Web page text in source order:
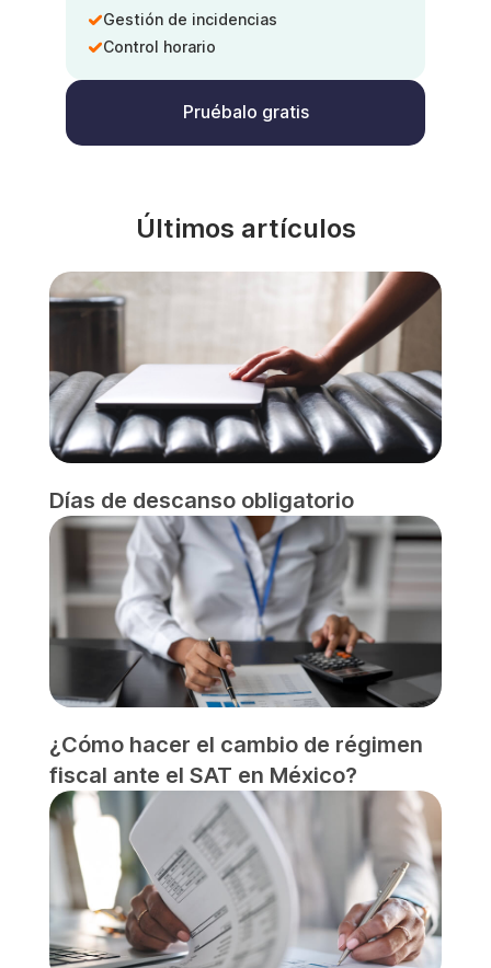
Gestión de incidencias
Control horario
Pruébalo gratis
Últimos artículos
Días de descanso obligatorio
¿Cómo hacer el cambio de régimen
fiscal ante el SAT en México?